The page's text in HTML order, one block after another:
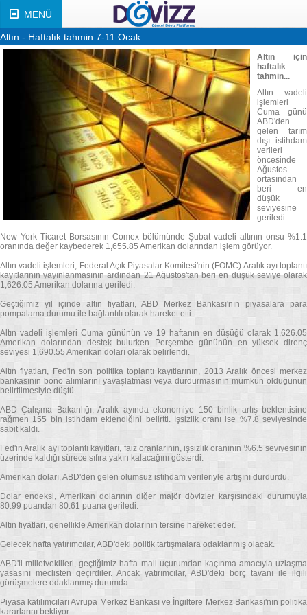
MENÜ
Altın - Haftalık tahmin 7-11 Ocak
Altın için
haftalık
tahmin...
Altın vadeli
işlemleri
Cuma günü
ABD'den
gelen tarım
dışı istihdam
verileri
öncesinde
Ağustos
ortasından
beri en
düşük
seviyesine
geriledi.
New York Ticaret Borsasının Comex bölümünde Şubat vadeli altının onsu %1.1
oranında değer kaybederek 1,655.85 Amerikan dolarından işlem görüyor.
Altın vadeli işlemleri, Federal Açık Piyasalar Komitesi'nin (FOMC) Aralık ayı toplantı
kayıtlarının yayınlanmasının ardından 21 Ağustos'tan beri en düşük seviye olarak
1,626.05 Amerikan dolarına geriledi.
Geçtiğimiz yıl içinde altın fiyatları, ABD Merkez Bankası'nın piyasalara para
pompalama durumu ile bağlantılı olarak hareket etti.
Altın vadeli işlemleri Cuma gününün ve 19 haftanın en düşüğü olarak 1,626.05
Amerikan dolarından destek bulurken Perşembe gününün en yüksek direnç
seviyesi 1,690.55 Amerikan doları olarak belirlendi.
Altın fiyatları, Fed'in son politika toplantı kayıtlarının, 2013 Aralık öncesi merkez
bankasının bono alımlarını yavaşlatması veya durdurmasının mümkün olduğunun
belirtilmesiyle düştü.
ABD Çalışma Bakanlığı, Aralık ayında ekonomiye 150 binlik artış beklentisine
rağmen 155 bin istihdam eklendiğini belirtti. İşsizlik oranı ise %7.8 seviyesinde
sabit kaldı.
Fed'in Aralık ayı toplantı kayıtları, faiz oranlarının, işsizlik oranının %6.5 seviyesinin
üzerinde kaldığı sürece sıfıra yakın kalacağını gösterdi.
Amerikan doları, ABD'den gelen olumsuz istihdam verileriyle artışını durdurdu.
Dolar endeksi, Amerikan dolarının diğer majör dövizler karşısındaki durumuyla
80.99 puandan 80.61 puana geriledi.
Altın fiyatları, genellikle Amerikan dolarının tersine hareket eder.
Gelecek hafta yatırımcılar, ABD'deki politik tartışmalara odaklanmış olacak.
ABD'li milletvekilleri, geçtiğimiz hafta mali uçurumdan kaçınma amacıyla uzlaşma
yasasını meclisten geçirdiler. Ancak yatırımcılar, ABD'deki borç tavanı ile ilgili
görüşmelere odaklanmış durumda.
Piyasa katılımcıları Avrupa Merkez Bankası ve İngiltere Merkez Bankası'nın politika
kararlarını bekliyor.